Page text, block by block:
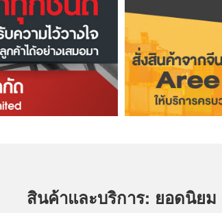
สินค้าและบริการ: ยอดนิยม